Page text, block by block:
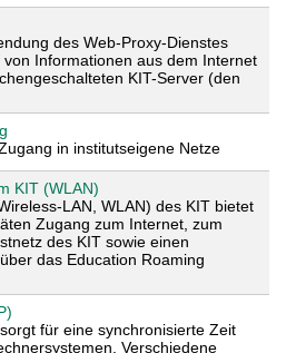
des Web-Proxy-Dienstes
von Informationen aus dem Internet
KIT-Server (den
in institutseigene Netze
KIT (WLAN)
LAN, WLAN) des KIT bietet
Zugang zum Internet, zum
des KIT sowie einen
das Education Roaming
für eine synchronisierte Zeit
Verschiedene